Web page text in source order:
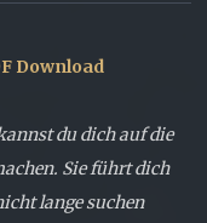
Download
du dich auf die
Sie führt dich
lange suchen